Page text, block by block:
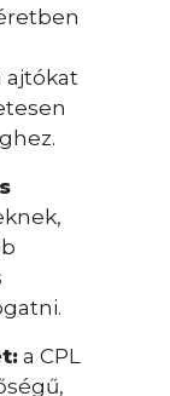
ajtókat
a CPL